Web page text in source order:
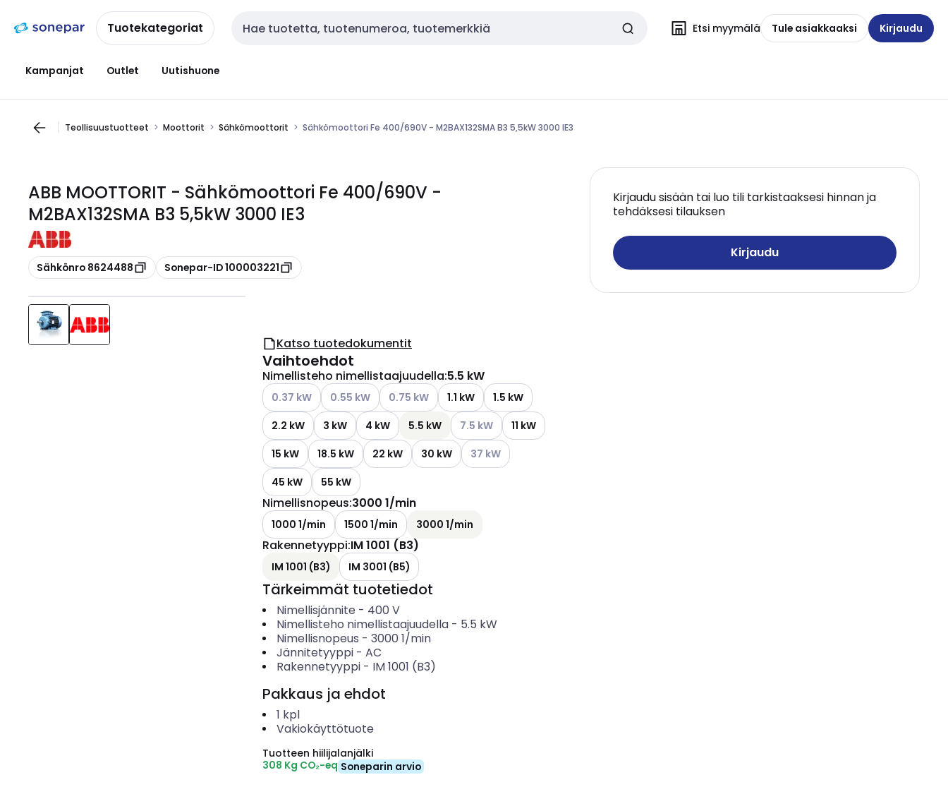
navigointiinsisältöönTuotekategoriat Haku Etsi myymälä Tule asiakkaaksi Kirjaudu
Kampanjat Outlet Uutishuone
Teollisuustuotteet Moottorit Sähkömoottorit Sähkömoottori Fe 400/690V - M2BAX132SMA B3 5,5kW 3000 IE3
ABB MOOTTORIT - Sähkömoottori Fe 400/690V -
M2BAX132SMA B3 5,5kW 3000 IE3
Kopioi
Sähkönro 8624488 Kopioi
Sonepar-ID 100003221
Kirjaudu sisään tai luo tili tarkistaaksesi hinnan ja
tehdäksesi tilauksen
Kirjaudu
Katso tuotedokumentit
Vaihtoehdot
Nimellisteho nimellistaajuudella:5.5 kW
Katso käytettävissä olevat vaihtoehdot
0.37 kW Katso käytettävissä olevat vaihtoehdot
0.55 kW Katso käytettävissä olevat vaihtoehdot
0.75 kW 1.1 kW
1.5 kW
2.2 kW
3 kW 4 kW 5.5 kW Katso käytettävissä olevat vaihtoehdot
7.5 kW
11 kW
15 kW
18.5 kW 22 kW 30 kW Katso käytettävissä olevat vaihtoehdot
37 kW
45 kW
55 kW
Nimellisnopeus:3000 1/min
1000 1/min 1500 1/min 3000 1/min
Rakennetyyppi:IM 1001 (B3)
IM 1001 (B3) IM 3001 (B5)
Tärkeimmät tuotetiedot
Nimellisjännite - 400 V
Nimellisteho nimellistaajuudella- 5.5 kW
Nimellisnopeus - 3000 1/min
Jännitetyyppi- AC
Rakennetyyppi- IM 1001 (B3)
Pakkaus ja ehdot
1 kpl
Vakiokäyttötuote
Tuotteen hiilijalanjälki
308 Kg CO₂-eq Soneparin arvio